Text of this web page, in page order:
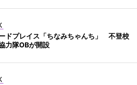
ドプレイス「ちなみちゃんち」 不登校
力隊OBが開設